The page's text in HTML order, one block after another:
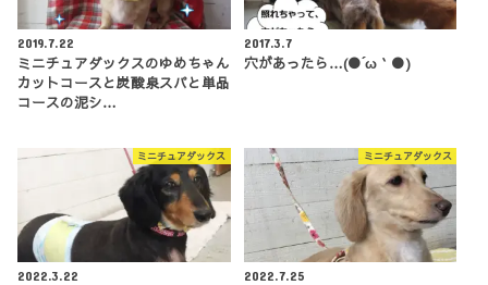
2019.7.22
ミニチュアダックスのゆめちゃん
カットコースと炭酸泉スパと単品
コースの泥シ…
2017.3.7
穴があったら…(●´ω｀●)
ミニチュアダックス
2022.3.22
ミニチュアダックス
2022.7.25